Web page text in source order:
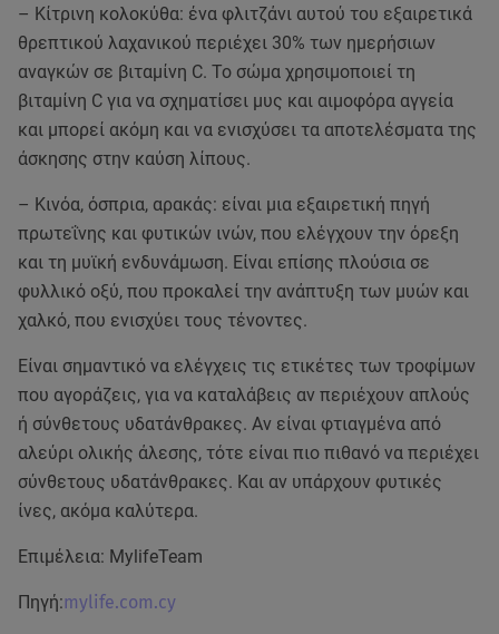
– Κίτρινη κολοκύθα: ένα φλιτζάνι αυτού του εξαιρετικά
θρεπτικού λαχανικού περιέχει 30% των ημερήσιων
αναγκών σε βιταμίνη C. Το σώμα χρησιμοποιεί τη
βιταμίνη C για να σχηματίσει μυς και αιμοφόρα αγγεία
και μπορεί ακόμη και να ενισχύσει τα αποτελέσματα της
άσκησης στην καύση λίπους.
– Κινόα, όσπρια, αρακάς: είναι μια εξαιρετική πηγή
πρωτεΐνης και φυτικών ινών, που ελέγχουν την όρεξη
και τη μυϊκή ενδυνάμωση. Είναι επίσης πλούσια σε
φυλλικό οξύ, που προκαλεί την ανάπτυξη των μυών και
χαλκό, που ενισχύει τους τένοντες.
Είναι σημαντικό να ελέγχεις τις ετικέτες των τροφίμων
που αγοράζεις, για να καταλάβεις αν περιέχουν απλούς
ή σύνθετους υδατάνθρακες. Αν είναι φτιαγμένα από
αλεύρι ολικής άλεσης, τότε είναι πιο πιθανό να περιέχει
σύνθετους υδατάνθρακες. Και αν υπάρχουν φυτικές
ίνες, ακόμα καλύτερα.
Επιμέλεια: MylifeTeam
Πηγή:mylife.com.cy